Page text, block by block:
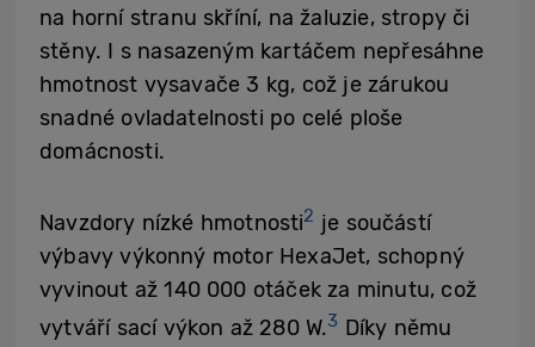
na horní stranu skříní, na žaluzie, stropy či
stěny. I s nasazeným kartáčem nepřesáhne
hmotnost vysavače 3 kg, což je zárukou
snadné ovladatelnosti po celé ploše
domácnosti.
Navzdory nízké hmotnosti2 je součástí
výbavy výkonný motor HexaJet, schopný
vyvinout až 140 000 otáček za minutu, což
vytváří sací výkon až 280 W.3 Díky němu